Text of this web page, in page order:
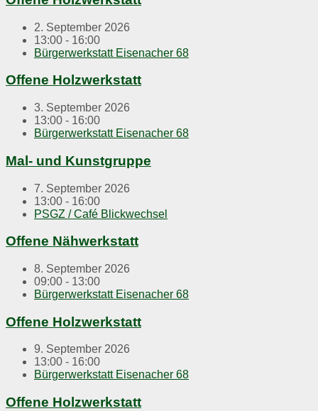
2. September 2026
13:00 - 16:00
Bürgerwerkstatt Eisenacher 68
Offene Holzwerkstatt
3. September 2026
13:00 - 16:00
Bürgerwerkstatt Eisenacher 68
Mal- und Kunstgruppe
7. September 2026
13:00 - 16:00
PSGZ / Café Blickwechsel
Offene Nähwerkstatt
8. September 2026
09:00 - 13:00
Bürgerwerkstatt Eisenacher 68
Offene Holzwerkstatt
9. September 2026
13:00 - 16:00
Bürgerwerkstatt Eisenacher 68
Offene Holzwerkstatt